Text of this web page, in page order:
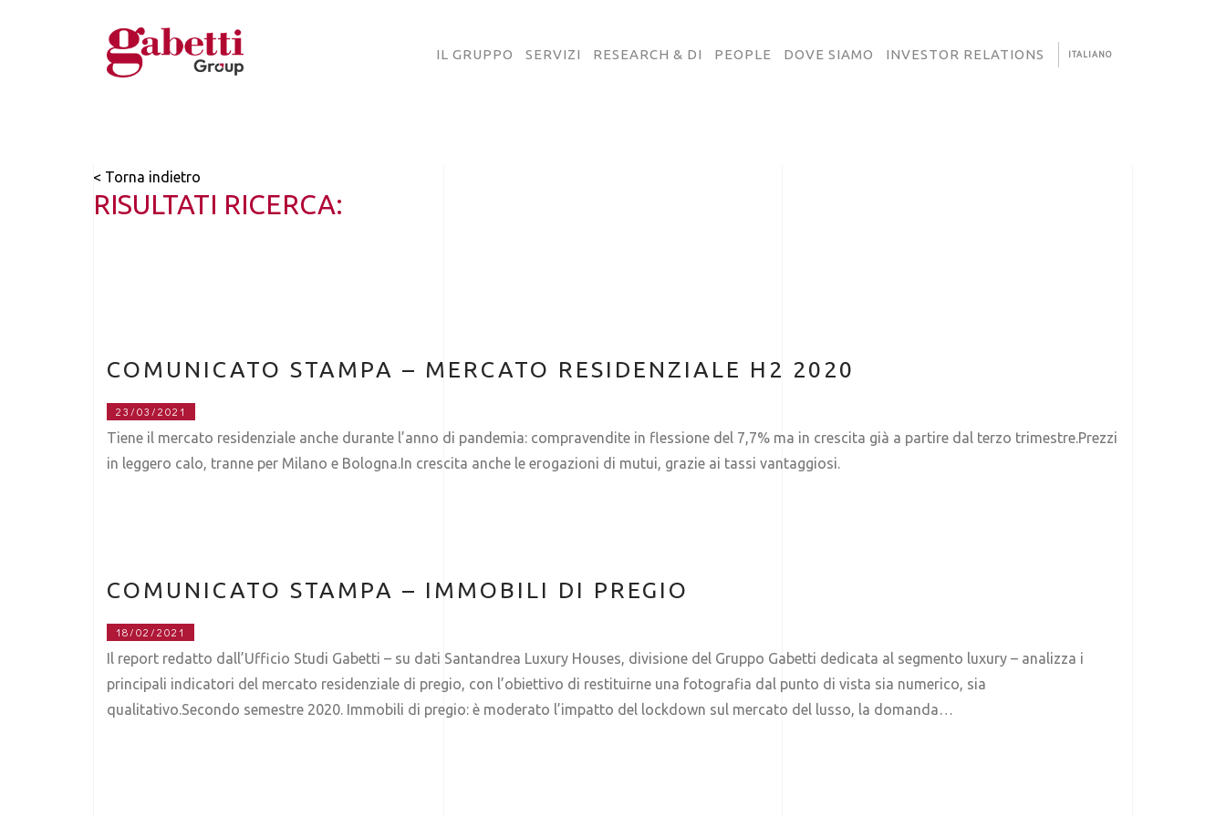
IL GRUPPO SERVIZI RESEARCH & DI PEOPLE DOVE SIAMO INVESTOR RELATIONS ITALIANO
< Torna indietro
RISULTATI RICERCA:
COMUNICATO STAMPA – MERCATO RESIDENZIALE H2 2020
23/03/2021
Tiene il mercato residenziale anche durante l’anno di pandemia: compravendite in flessione del 7,7% ma in crescita già a partire dal terzo trimestre.Prezzi
in leggero calo, tranne per Milano e Bologna.In crescita anche le erogazioni di mutui, grazie ai tassi vantaggiosi.
COMUNICATO STAMPA – IMMOBILI DI PREGIO
18/02/2021
Il report redatto dall’Ufficio Studi Gabetti – su dati Santandrea Luxury Houses, divisione del Gruppo Gabetti dedicata al segmento luxury – analizza i
principali indicatori del mercato residenziale di pregio, con l’obiettivo di restituirne una fotografia dal punto di vista sia numerico, sia
qualitativo.Secondo semestre 2020. Immobili di pregio: è moderato l’impatto del lockdown sul mercato del lusso, la domanda…